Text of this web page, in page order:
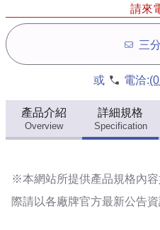
請來
三
或 電洽:
產品介紹
Overview
詳細規格
Specification
※本網站所提供產品規格內容
際請以各廠牌官方最新公告資